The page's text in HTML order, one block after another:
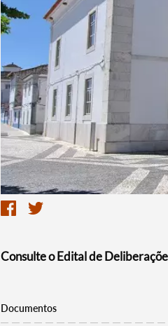
Termo de
Categorias
Filtros
Consulte o Edital de
Documentos